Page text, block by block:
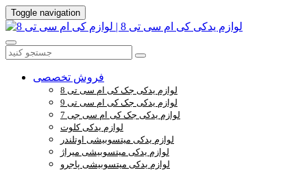
Toggle navigation
فروش تخصصی
لوازم یدکی جک کی ام سی تی 8
لوازم یدکی جک کی ام سی تی 9
لوازم یدکی جک کی ام سی جی 7
لوازم یدکی کلوت
لوازم یدکی میتسوبیشی اوتلندر
لوازم یدکی میتسوبیشی میراژ
لوازم یدکی میتسوبیشی پاجرو